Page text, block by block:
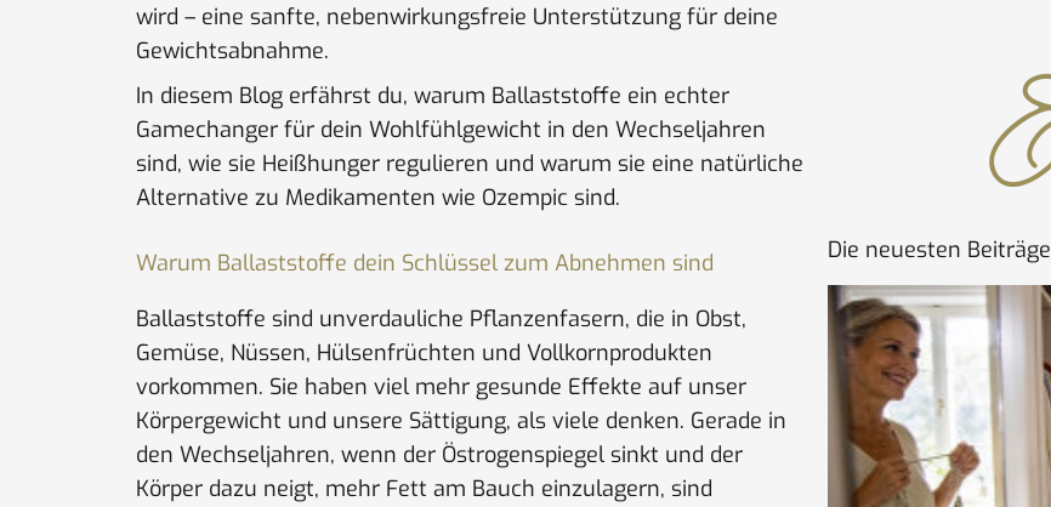
wird – eine sanfte, nebenwirkungsfreie Unterstützung für deine
Gewichtsabnahme.
In diesem Blog erfährst du, warum Ballaststoffe ein echter
Gamechanger für dein Wohlfühlgewicht in den Wechseljahren
sind, wie sie Heißhunger regulieren und warum sie eine natürliche
Alternative zu Medikamenten wie Ozempic sind.
Warum Ballaststoffe dein Schlüssel zum Abnehmen sind
Ballaststoffe sind unverdauliche Pflanzenfasern, die in Obst,
Gemüse, Nüssen, Hülsenfrüchten und Vollkornprodukten
vorkommen. Sie haben viel mehr gesunde Effekte auf unser
Körpergewicht und unsere Sättigung, als viele denken. Gerade in
den Wechseljahren, wenn der Östrogenspiegel sinkt und der
Körper dazu neigt, mehr Fett am Bauch einzulagern, sind
Die neuesten Beiträge